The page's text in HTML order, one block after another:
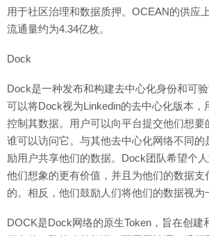
用于社区治理和数据质押。OCEAN的供应
流通量约为4.34亿枚。
Dock
Dock是一种发布和构建去中心化身份和可
可以将Dock视为Linkedin的去中心化版本，
控制其数据。用户可以向平台提交他们想要
谁可以访问它。与其他去中心化网络不同的
励用户共享他们的数据。Dock团队希望个
他们想象的更有价值，并且为他们的数据支
的。相反，他们鼓励人们将他们的数据视为
DOCK是Dock网络的原生Token，旨在创建